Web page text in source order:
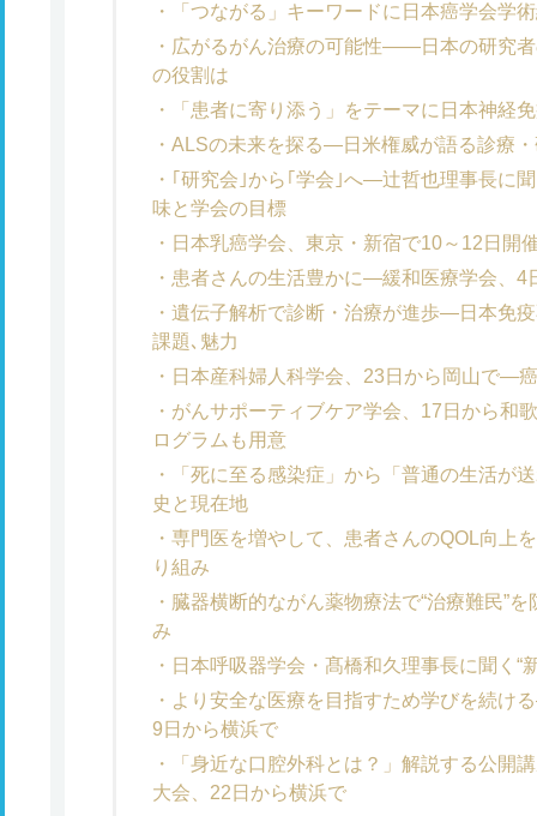
「つながる」キーワードに日本癌学会学
広がるがん治療の可能性――日本の研究
の役割は
「患者に寄り添う」をテーマに日本神経
ALSの未来を探る―日米権威が語る診療
｢研究会｣から｢学会｣へ―辻哲也理事長に
味と学会の目標
日本乳癌学会、東京・新宿で10～12日開
患者さんの生活豊かに―緩和医療学会、4
遺伝子解析で診断・治療が進歩―日本免
課題､魅力
日本産科婦人科学会、23日から岡山で―
がんサポーティブケア学会、17日から和
ログラムも用意
「死に至る感染症」から「普通の生活が
史と現在地
専門医を増やして、患者さんのQOL向上
り組み
臓器横断的ながん薬物療法で“治療難民”
み
日本呼吸器学会・髙橋和久理事長に聞く“
より安全な医療を目指すため学びを続け
9日から横浜で
「身近な口腔外科とは？」解説する公開
大会、22日から横浜で